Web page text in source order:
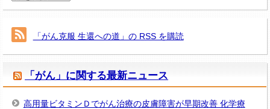
イ
ブ
「がん克服 生還への道」の RSS を購読
「がん」に関する最新ニュース
高用量ビタミンＤでがん治療の皮膚障害が早期改善 化学療